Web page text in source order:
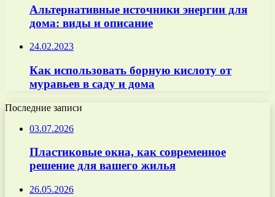
Альтернативные источники энергии для
дома: виды и описание
24.02.2023
Как использовать борную кислоту от
муравьев в саду и дома
Последние записи
03.07.2026
Пластиковые окна, как современное
решение для вашего жилья
26.05.2026